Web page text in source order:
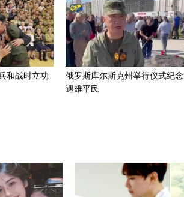
和战时立功
俄罗斯库尔斯克州举行仪式纪念
遇难平民